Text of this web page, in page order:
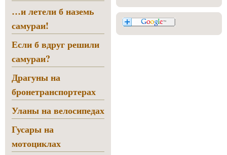
…и летели б наземь
самураи!
Если б вдруг решили
самураи?
Драгуны на
бронетранспортерах
Уланы на велосипедах
Гусары на
мотоциклах